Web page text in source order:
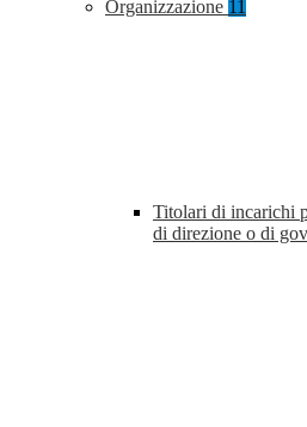
Organizzazione 11
Titolari di incarichi
di direzione o di